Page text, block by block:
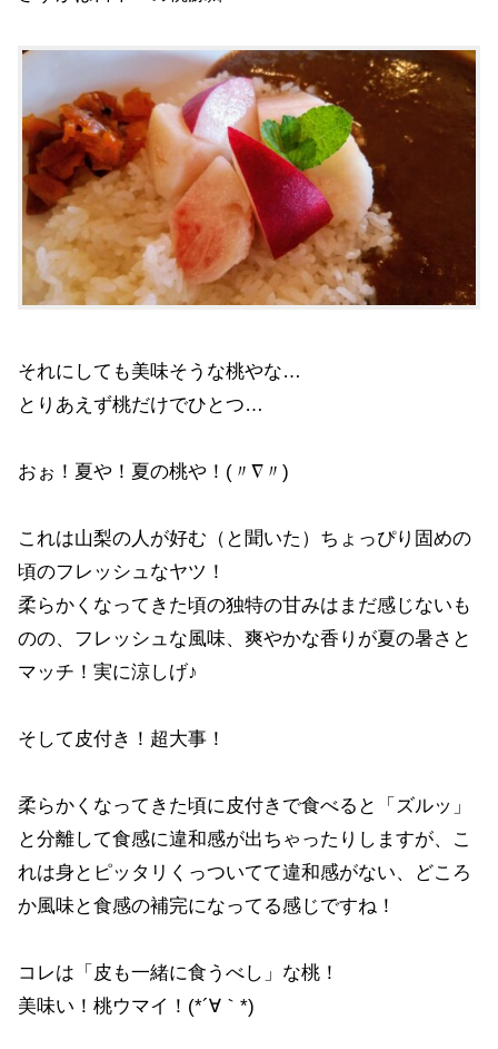
それにしても美味そうな桃やな…
とりあえず桃だけでひとつ…
おぉ！夏や！夏の桃や！(〃∇〃)
これは山梨の人が好む（と聞いた）ちょっぴり固めの
頃のフレッシュなヤツ！
柔らかくなってきた頃の独特の甘みはまだ感じないも
のの、フレッシュな風味、爽やかな香りが夏の暑さと
マッチ！実に涼しげ♪
そして皮付き！超大事！
柔らかくなってきた頃に皮付きで食べると「ズルッ」
と分離して食感に違和感が出ちゃったりしますが、こ
れは身とピッタリくっついてて違和感がない、どころ
か風味と食感の補完になってる感じですね！
コレは「皮も一緒に食うべし」な桃！
美味い！桃ウマイ！(*´∀｀*)